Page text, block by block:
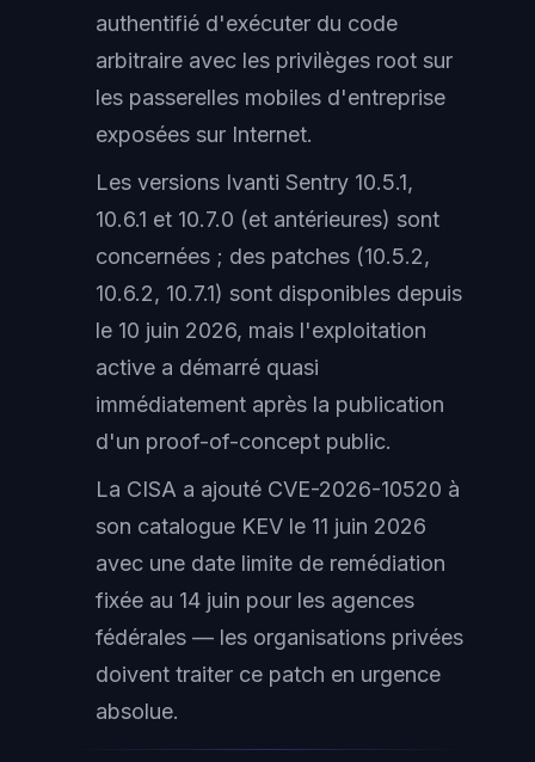
authentifié d'exécuter du code
arbitraire avec les privilèges root sur
les passerelles mobiles d'entreprise
exposées sur Internet.
Les versions Ivanti Sentry 10.5.1,
10.6.1 et 10.7.0 (et antérieures) sont
concernées ; des patches (10.5.2,
10.6.2, 10.7.1) sont disponibles depuis
le 10 juin 2026, mais l'exploitation
active a démarré quasi
immédiatement après la publication
d'un proof-of-concept public.
La CISA a ajouté CVE-2026-10520 à
son catalogue KEV le 11 juin 2026
avec une date limite de remédiation
fixée au 14 juin pour les agences
fédérales — les organisations privées
doivent traiter ce patch en urgence
absolue.